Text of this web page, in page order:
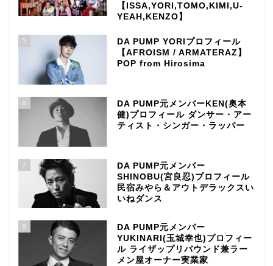
【ISSA,YORI,TOMO,KIMI,U-
YEAH,KENZO】
5
DA PUMP YORIプロフィール
【AFROISM / ARMATERAZ】
POP from Hirosima
6
DA PUMP元メンバーKEN(奥本
健)プロフィール ダンサー・アー
ティスト・シンガー・ラッパー
7
DA PUMP元メンバー
SHINOBU(宮良忍)プロフィール
民宿みやら＆アウトデラックスい
いねダンス
8
DA PUMP元メンバー
YUKINARI(玉城幸也)プロフィー
ル ライザップリバウンド兼ラー
メン屋オーナー実業家